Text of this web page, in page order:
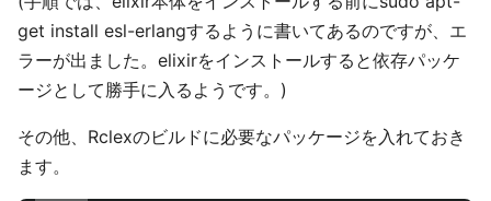
get install esl-erlangするように書いてあるのですが、エ
ラーが出ました。elixirをインストールすると依存パッケ
ージとして勝手に入るようです。)
その他、Rclexのビルドに必要なパッケージを入れておき
ます。